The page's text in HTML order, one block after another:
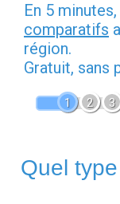
En 5
comparatifs
région.
Gratuit, sans
1 2 3
Quel